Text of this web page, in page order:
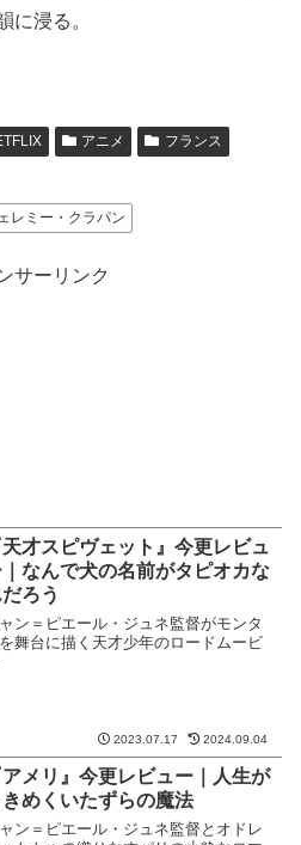
に浸る。
アニメ
フランス
レミー・クラパン
サーリンク
天才スピヴェット』今更レビュ
｜なんで犬の名前がタピオカな
ろう
ン＝ピエール・ジュネ監督がモンタ
舞台に描く天才少年のロードムービ
2023.07.17 2024.09.04
アメリ』今更レビュー｜人生が
きめくいたずらの魔法
ン＝ピエール・ジュネ監督とオドレ